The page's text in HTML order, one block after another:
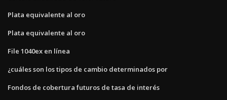
Plata equivalente al oro
Plata equivalente al oro
File 1040ex en línea
¿cuáles son los tipos de cambio determinados por
Fondos de cobertura futuros de tasa de interés